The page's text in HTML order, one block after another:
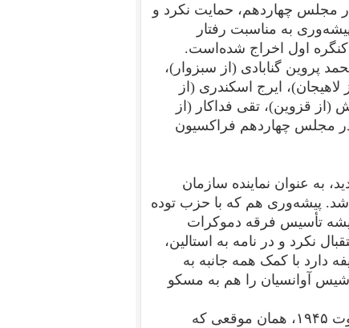
مجلس چهاردهم، حمایت نکرد و
به مناسبت رفتار
اول اخراج شده‌است.
پروین گنابادی (از سبزوار)،
ایرج اسکندری (از
(از قزوین)، تقی فداکار (از
آوانسیانس (از ارامنه شمال). این ۸ نفر در مجلس چهاردهم فراکسیون
که ۱۰ مرداد ۱۳۲۳ برگزار گردید، به عنوان نماینده سازمان
شد. پیشه‌وری هم که با حزب توده
تأسیس فرقه دموکرات
نکرد و در نامه‌ به استالین،
دارد با کمک همه جانبه به
آوانسیان را هم به مسکو
ایرج اسکندری در خاطراتش شرح می‌دهد «من در اواخر اوت ۱۹۴۵، همان موقعی که